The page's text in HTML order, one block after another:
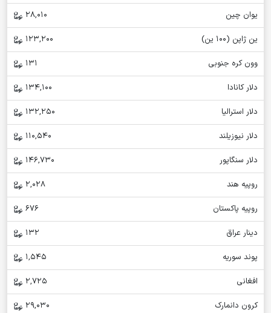
یوان چین
28,010
ین ژاپن (100 ین)
123,200
وون کره جنوبی
131
دلار کانادا
134,100
دلار استرالیا
132,250
دلار نیوزیلند
110,540
دلار سنگاپور
146,730
روپیه هند
2,028
روپیه پاکستان
676
دینار عراق
132
پوند سوریه
1,545
افغانی
2,725
کرون دانمارک
29,030